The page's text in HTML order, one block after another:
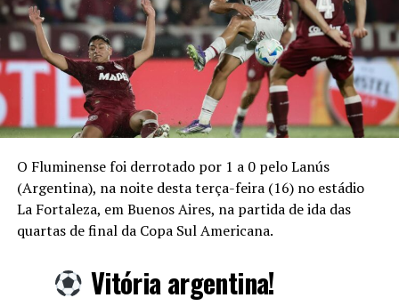
O Fluminense foi derrotado por 1 a 0 pelo Lanús
(Argentina), na noite desta terça-feira (16) no estádio
La Fortaleza, em Buenos Aires, na partida de ida das
quartas de final da Copa Sul Americana.
Vitória argentina!